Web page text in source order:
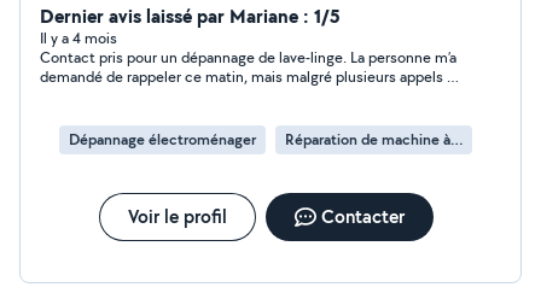
peux effectuer vos travaux de peinture ,de rénovation
.et de bricolage.
Dernier avis laissé par Mariane : 1/5
Il y a 4 mois
Contact pris pour un dépannage de lave-linge. La personne m’a
demandé de rappeler ce matin, mais malgré plusieurs appels et
Dépannage électroménager Réparation de machine à laver
Voir le profil Contacter